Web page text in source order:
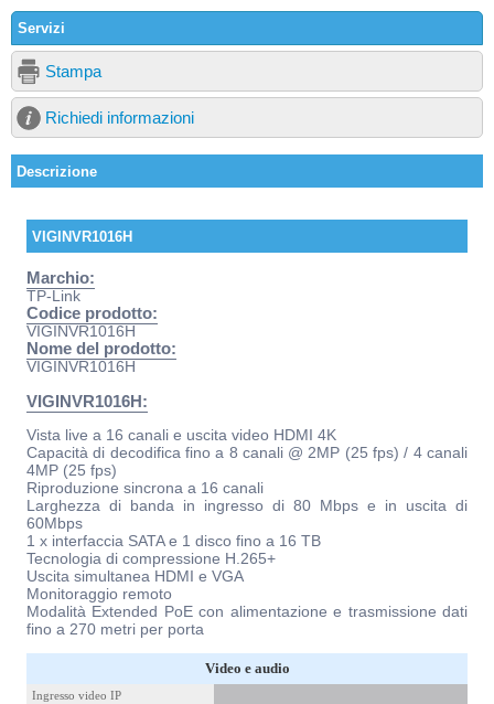
Servizi
Stampa
Richiedi informazioni
Descrizione
VIGINVR1016H
Marchio:
TP-Link
Codice prodotto:
VIGINVR1016H
Nome del prodotto:
VIGINVR1016H
VIGINVR1016H:
Vista live a 16 canali e uscita video HDMI 4K
Capacità di decodifica fino a 8 canali @ 2MP (25 fps) / 4 canali
4MP (25 fps)
Riproduzione sincrona a 16 canali
Larghezza di banda in ingresso di 80 Mbps e in uscita di
60Mbps
1 x interfaccia SATA e 1 disco fino a 16 TB
Tecnologia di compressione H.265+
Uscita simultanea HDMI e VGA
Monitoraggio remoto
Modalità Extended PoE con alimentazione e trasmissione dati
fino a 270 metri per porta
Video e audio
Ingresso video IP